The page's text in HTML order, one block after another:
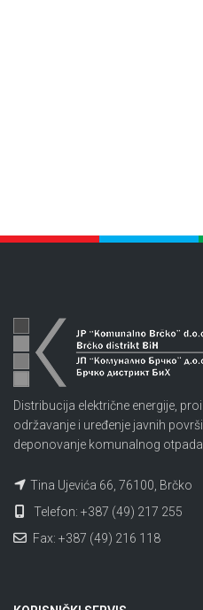
Distribucija električne energije,
održavanje i uređenje javnih
deponovanje komunalnog otpada.
Tina Ujevića 66, 76100, Brčko
Telefon: +387 (49) 217 255
Fax: +387 (49) 216 118